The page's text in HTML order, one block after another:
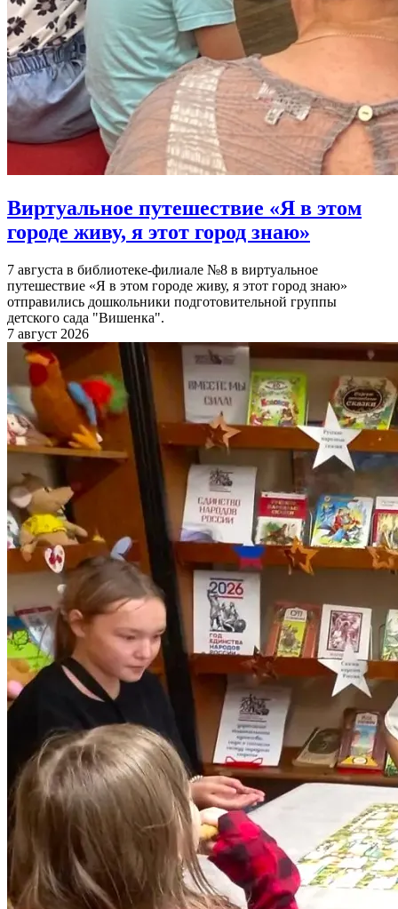
Виртуальное путешествие «Я в этом
городе живу, я этот город знаю»
7 августа в библиотеке-филиале №8 в виртуальное
путешествие «Я в этом городе живу, я этот город знаю»
отправились дошкольники подготовительной группы
детского сада "Вишенка".
7 август 2026